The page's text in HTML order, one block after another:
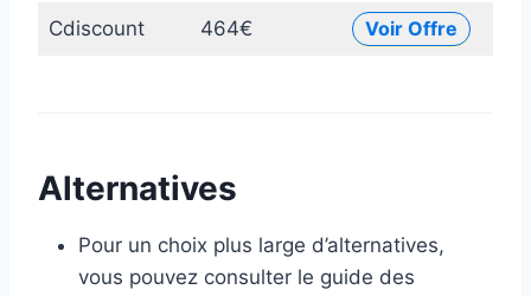
Cdiscount 464€ Voir Offre
Alternatives
Pour un choix plus large d’alternatives,
vous pouvez consulter le guide des